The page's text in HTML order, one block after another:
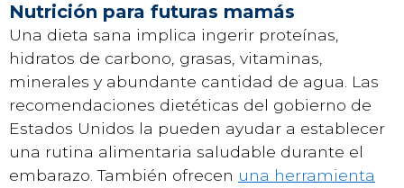
Nutrición para futuras mamás
Una dieta sana implica ingerir proteínas,
hidratos de carbono, grasas, vitaminas,
minerales y abundante cantidad de agua. Las
recomendaciones dietéticas del gobierno de
Estados Unidos la pueden ayudar a establecer
una rutina alimentaria saludable durante el
embarazo. También ofrecen una herramienta